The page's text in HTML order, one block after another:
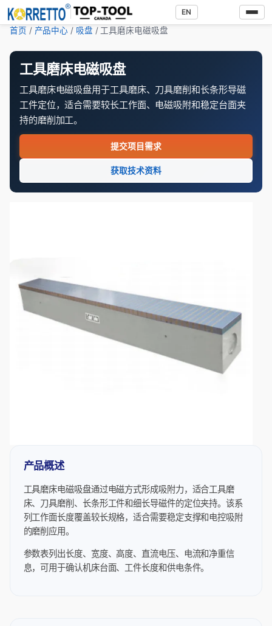
EN
首页 / 产品中心 / 吸盘 / 工具磨床电磁吸盘
工具磨床电磁吸盘
工具磨床电磁吸盘用于工具磨床、刀具磨削和长条形导磁
工件定位，适合需要较长工作面、电磁吸附和稳定台面夹
持的磨削加工。
提交项目需求
获取技术资料
产品概述
工具磨床电磁吸盘通过电磁方式形成吸附力，适合工具磨
床、刀具磨削、长条形工件和细长导磁件的定位夹持。该系
列工作面长度覆盖较长规格，适合需要稳定支撑和电控吸附
的磨削应用。
参数表列出长度、宽度、高度、直流电压、电流和净重信
息，可用于确认机床台面、工件长度和供电条件。